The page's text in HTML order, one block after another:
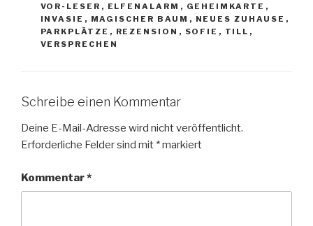
VOR-LESER , ELFENALARM , GEHEIMKARTE ,
INVASIE , MAGISCHER BAUM , NEUES ZUHAUSE ,
PARKPLÄTZE , REZENSION , SOFIE , TILL ,
VERSPRECHEN
Schreibe einen Kommentar
Deine E-Mail-Adresse wird nicht veröffentlicht.
Erforderliche Felder sind mit *markiert
Kommentar*